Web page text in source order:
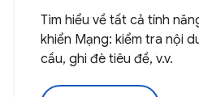
Tìm hiểu về tất cả tính
khiển Mạng: kiểm tra nội
cầu, ghi đè tiêu đề, v.v.